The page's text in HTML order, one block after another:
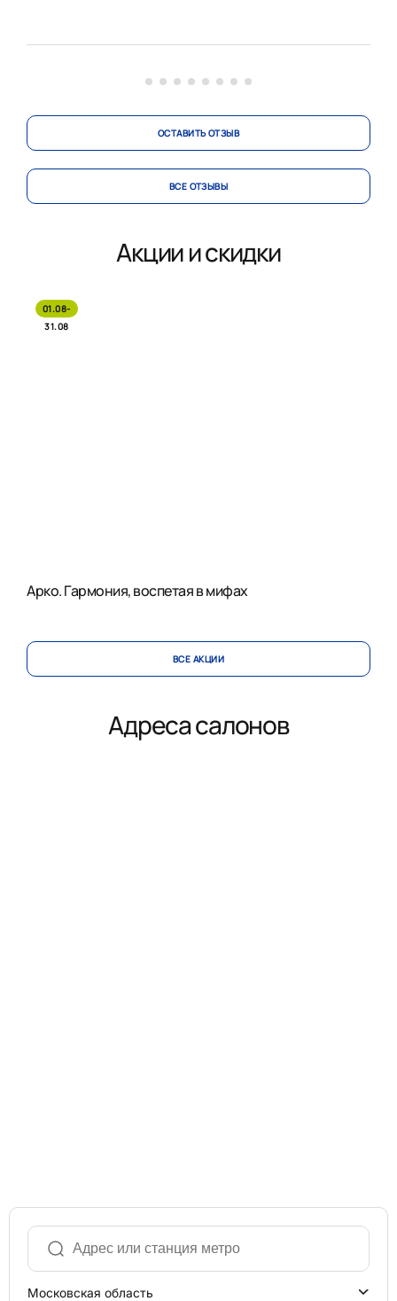
за чистоту после работы — ни мусора, ни ца...
ОСТАВИТЬ ОТЗЫВ
ВСЕ ОТЗЫВЫ
Акции и скидки
01.08-
31.08
Арко. Гармония, воспетая в мифах
ВСЕ АКЦИИ
Адреса салонов
Московская область